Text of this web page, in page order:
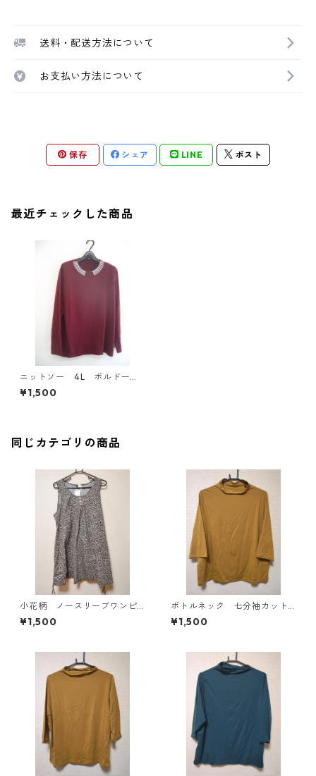
送料・配送方法について
お支払い方法について
保存 シェア LINE ポスト
最近チェックした商品
ニットソー 4L ボルドー I
Y-4323
¥1,500
同じカテゴリの商品
小花柄 ノースリーブワンピ
ース ４Ｌ ブラック KAE-
4819
¥1,500
ボトルネック 七分袖カット
ソー ４Ｌ マスタード KA
E-4818
¥1,500